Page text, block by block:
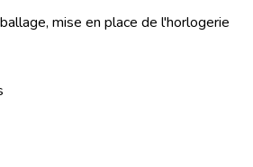
mise en place de l'horlogerie